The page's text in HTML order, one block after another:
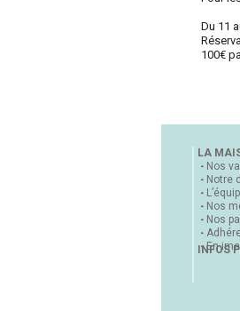
Du 11
100€
LA
Nos
Notre
Nos
Nos
En
INFOS